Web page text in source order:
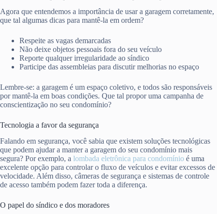
Agora que entendemos a importância de usar a garagem corretamente,
que tal algumas dicas para mantê-la em ordem?
Respeite as vagas demarcadas
Não deixe objetos pessoais fora do seu veículo
Reporte qualquer irregularidade ao síndico
Participe das assembleias para discutir melhorias no espaço
Lembre-se: a garagem é um espaço coletivo, e todos são responsáveis
por mantê-la em boas condições. Que tal propor uma campanha de
conscientização no seu condomínio?
Tecnologia a favor da segurança
Falando em segurança, você sabia que existem soluções tecnológicas
que podem ajudar a manter a garagem do seu condomínio mais
segura? Por exemplo, a lombada eletrônica para condomínio é uma
excelente opção para controlar o fluxo de veículos e evitar excessos de
velocidade. Além disso, câmeras de segurança e sistemas de controle
de acesso também podem fazer toda a diferença.
O papel do síndico e dos moradores